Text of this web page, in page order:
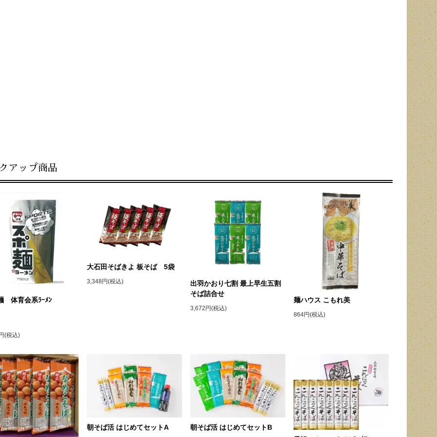
アップ商品
体育会系ﾗｰﾒﾝ
(税込)
大石田そばきよ 板そば 5袋
3,348円(税込)
出羽かおり七割 最上早生五割
そば詰合せ
3,672円(税込)
麺ハウス こもれ美
864円(税込)
朝そば活 はじめてセットA
朝そば活 はじめてセットB